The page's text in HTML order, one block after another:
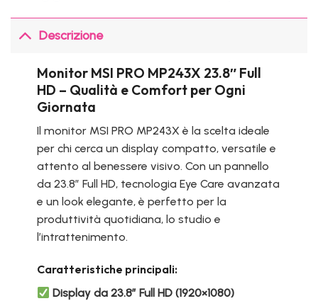
Descrizione
Monitor MSI PRO MP243X 23.8″ Full
HD – Qualità e Comfort per Ogni
Giornata
Il monitor MSI PRO MP243X è la scelta ideale
per chi cerca un display compatto, versatile e
attento al benessere visivo. Con un pannello
da 23.8” Full HD, tecnologia Eye Care avanzata
e un look elegante, è perfetto per la
produttività quotidiana, lo studio e
l’intrattenimento.
Caratteristiche principali:
Display da 23.8” Full HD (1920×1080)